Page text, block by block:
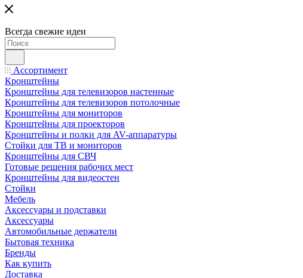
Всегда свежие идеи
Ассортимент
Кронштейны
Кронштейны для телевизоров настенные
Кронштейны для телевизоров потолочные
Кронштейны для мониторов
Кронштейны для проекторов
Кронштейны и полки для AV-аппаратуры
Стойки для ТВ и мониторов
Кронштейны для СВЧ
Готовые решения рабочих мест
Кронштейны для видеостен
Стойки
Мебель
Аксессуары и подставки
Аксессуары
Автомобильные держатели
Бытовая техника
Бренды
Как купить
Доставка